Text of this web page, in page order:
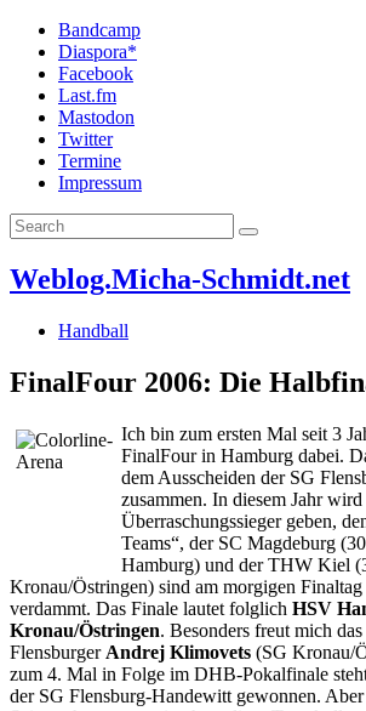
Bandcamp
Diaspora*
Facebook
Last.fm
Mastodon
Twitter
Termine
Impressum
Weblog.Micha-Schmidt.net
Handball
FinalFour 2006: Die
Ich bin zum ersten Mal seit 3
FinalFour in Hamburg dabei.
dem Ausscheiden der SG
zusammen. In diesem Jahr wird
Überraschungssieger geben,
Teams“, der SC Magdeburg
Hamburg) und der THW Kiel
Kronau/Östringen) sind am morgigen Finaltag
verdammt. Das Finale lautet folglich HSV
Kronau/Östringen. Besonders freut mich
Flensburger Andrej Klimovets (SG Kronau/
zum 4. Mal in Folge im DHB-Pokalfinale
der SG Flensburg-Handewitt gewonnen. Aber